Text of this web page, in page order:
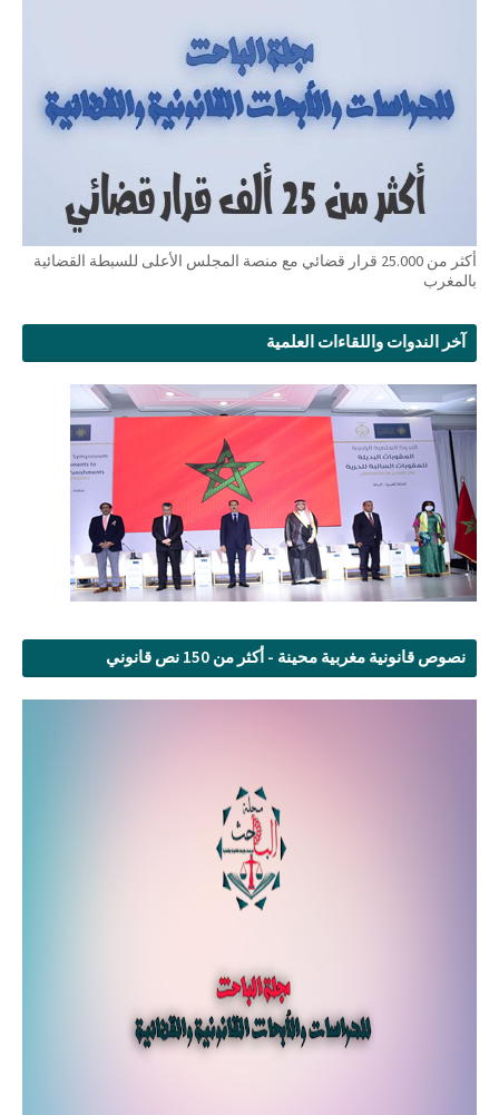
أكثر من 25.000 قرار قضائي مع منصة المجلس الأعلى للسبطة القضائية
بالمغرب
آخر الندوات واللقاءات العلمية
نصوص قانونية مغربية محينة - أكثر من 150 نص قانوني